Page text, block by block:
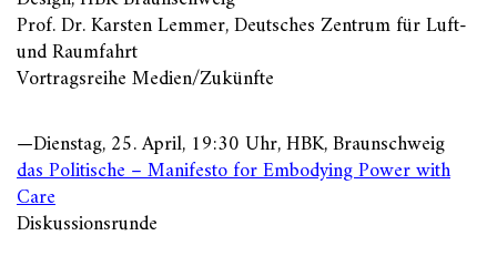
Prof. Dr. Karsten Lemmer, Deutsches Zentrum für Luft-
und Raumfahrt
Vortragsreihe Medien/Zukünfte
—Dienstag, 25. April, 19:30 Uhr, HBK, Braunschweig
das Politische – Manifesto for Embodying Power with
Care
Diskussionsrunde